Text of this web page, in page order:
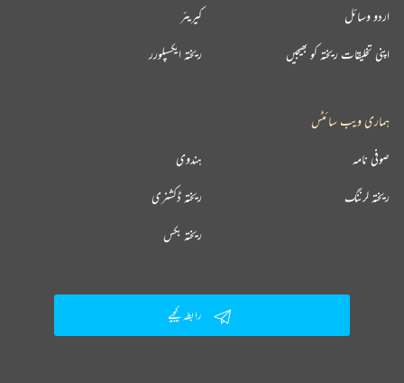
اردو وسائل
اپنی تخلیقات ریختہ کو بھیجیں
کیریئر
ریختہ ایکسپلورر
ہماری ویب سائٹس
ہندوی صوفی نامہ
ریختہ ڈکشنری ریختہ لرننگ
ریختہ بکس
رابطہ کیجیے